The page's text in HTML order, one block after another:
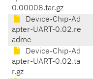
0.00008.tar.gz
Device-Chip-Ad
apter-UART-0.02.re
adme
Device-Chip-Ad
apter-UART-0.02.ta
r.gz